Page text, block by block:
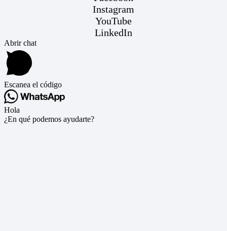
Instagram
YouTube
LinkedIn
Abrir chat
Escanea el código
Hola
¿En qué podemos ayudarte?